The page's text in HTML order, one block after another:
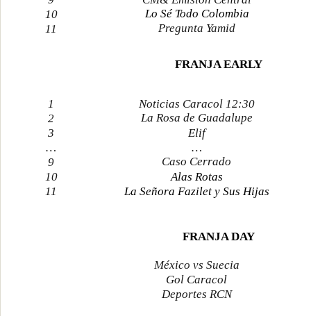
10
Lo Sé Todo Colombia
11
Pregunta Yamid
FRANJA EARLY
1
Noticias Caracol 12:30
2
La Rosa de Guadalupe
3
Elif
…
…
9
Caso Cerrado
10
Alas Rotas
11
La Señora Fazilet y Sus Hijas
FRANJA DAY
México vs Suecia
Gol Caracol
Deportes RCN